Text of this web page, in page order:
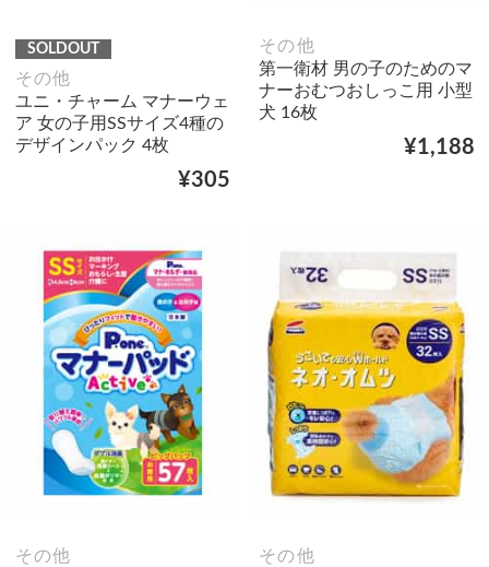
SOLDOUT
その他
ユニ・チャーム マナーウェ
ア 女の子用SSサイズ4種の
デザインパック 4枚
¥305
その他
第一衛材 男の子のためのマ
ナーおむつおしっこ用 小型
犬 16枚
¥1,188
その他
その他